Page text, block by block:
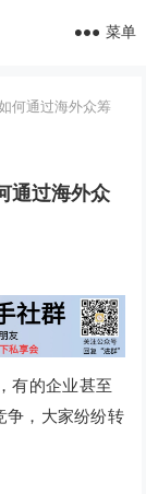
菜单
何通过海外众筹
通过海外众
有的企业甚至
争，大家纷纷转